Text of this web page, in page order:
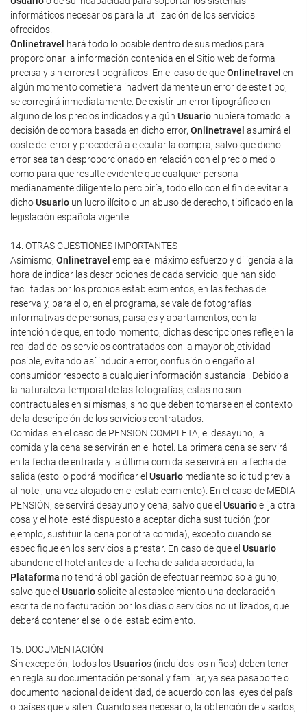
informáticos necesarios para la utilización de los servicios
ofrecidos.
Onlinetravel
hará todo lo posible dentro de sus medios para
proporcionar la información contenida en el Sitio web de forma
precisa y sin errores tipográficos. En el caso de queOnlinetravel en
algún momento cometiera inadvertidamente un error de este tipo,
se corregirá inmediatamente. De existir un error tipográfico en
alguno de los precios indicados y algún Usuario hubiera tomado la
decisión de compra basada en dicho error, Onlinetravel asumirá el
coste del error y procederá a ejecutar la compra, salvo que dicho
error sea tan desproporcionado en relación con el precio medio
como para que resulte evidente que cualquier persona
medianamente diligente lo percibiría, todo ello con el fin de evitar a
dichoUsuario un lucro ilícito o un abuso de derecho, tipificado en la
legislación española vigente.
14. OTRAS CUESTIONES IMPORTANTES
Asimismo, Onlinetravel emplea el máximo esfuerzo y diligencia a la
hora de indicar las descripciones de cada servicio, que han sido
facilitadas por los propios establecimientos, en las fechas de
reserva y, para ello, en el programa, se vale de fotografías
informativas de personas, paisajes y apartamentos, con la
intención de que, en todo momento, dichas descripciones reflejen la
realidad de los servicios contratados con la mayor objetividad
posible, evitando así inducir a error, confusión o engaño al
consumidor respecto a cualquier información sustancial. Debido a
la naturaleza temporal de las fotografías, estas no son
contractuales en sí mismas, sino que deben tomarse en el contexto
de la descripción de los servicios contratados.
Comidas: en el caso de PENSION COMPLETA, el desayuno, la
comida y la cena se servirán en el hotel. La primera cena se servirá
en la fecha de entrada y la última comida se servirá en la fecha de
salida (esto lo podrá modificar el Usuario mediante solicitud previa
al hotel, una vez alojado en el establecimiento). En el caso de MEDIA
PENSIÓN, se servirá desayuno y cena, salvo que el Usuarioelija otra
cosa y el hotel esté dispuesto a aceptar dicha sustitución (por
ejemplo, sustituir la cena por otra comida), excepto cuando se
especifique en los servicios a prestar. En caso de que el Usuario
abandone el hotel antes de la fecha de salida acordada, la
Plataforma no tendrá obligación de efectuar reembolso alguno,
salvo que el Usuariosolicite al establecimiento una declaración
escrita de no facturación por los días o servicios no utilizados, que
deberá contener el sello del establecimiento.
15. DOCUMENTACIÓN
Sin excepción, todos losUsuarios (incluidos los niños) deben tener
en regla su documentación personal y familiar, ya sea pasaporte o
documento nacional de identidad, de acuerdo con las leyes del país
o países que visiten. Cuando sea necesario, la obtención de visados,